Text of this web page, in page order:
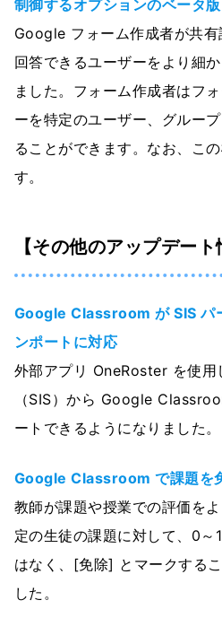
制御するオプションのベータ
Google フォーム作成者が共
回答できるユーザーをより細
ました。フォーム作成者はフ
ーを特定のユーザー、グルー
ることができます。なお、こ
す。
【その他のアップデー
Google Classroom が SIS パ
ンポートに対応
外部アプリ OneRoster を使用
（SIS）から Google
ートできるようになりました。
Google Classroom で課題を
教師が課題や授業での評価を
定の生徒の課題に対して、0
はなく、[免除] とマークする
した。